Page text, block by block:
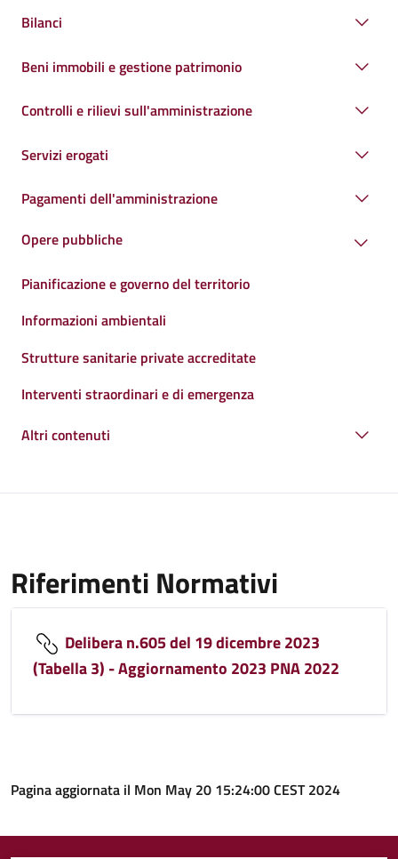
Bilanci
Beni immobili e gestione patrimonio
Controlli e rilievi sull'amministrazione
Servizi erogati
Pagamenti dell'amministrazione
Opere pubbliche
Pianificazione e governo del territorio
Informazioni ambientali
Strutture sanitarie private accreditate
Interventi straordinari e di emergenza
Altri contenuti
Riferimenti Normativi
Delibera n.605 del 19 dicembre 2023
(Tabella 3) - Aggiornamento 2023 PNA 2022
Pagina aggiornata il Mon May 20 15:24:00 CEST 2024